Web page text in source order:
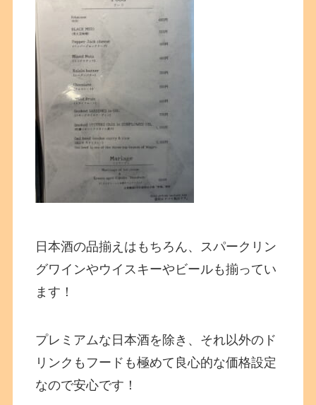
日本酒の品揃えはもちろん、スパークリン
グワインやウイスキーやビールも揃ってい
ます！
プレミアムな日本酒を除き、それ以外のド
リンクもフードも極めて良心的な価格設定
なので安心です！